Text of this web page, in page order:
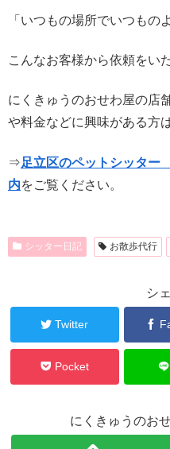
「いつもの場所でいつもの
こんなお客様から依頼をい
にくきゅうのおせわ屋の店
や料金などに興味がある方
⇒足立区のペットシッタ
内をご覧ください。
シッター日記 お散歩代行
シ
Twitter
Pocket
にくきゅうのお